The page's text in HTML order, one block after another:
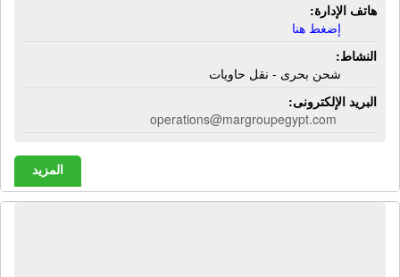
هاتف الإدارة:
إضغط هنا
النشاط:
شحن بحرى - نقل حاويات
البريد الإلكترونى:
operations@margroupegypt.com
المزيد